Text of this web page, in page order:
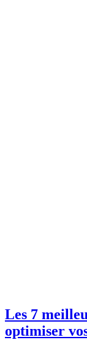
Les 7
optimiser